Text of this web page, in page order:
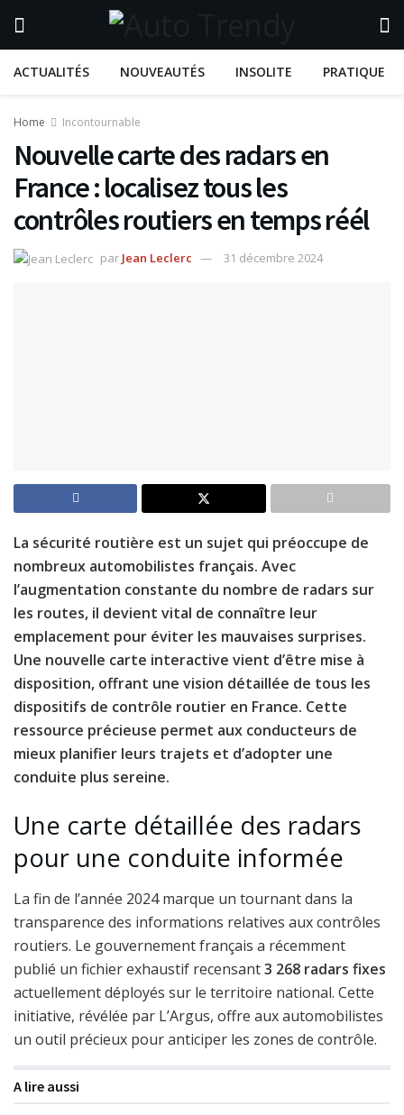
ACTUALITÉS NOUVEAUTÉS INSOLITE PRATIQUE
Home Incontournable
Nouvelle carte des radars en
France : localisez tous les
contrôles routiers en temps réél
par Jean Leclerc 31 décembre 2024
La sécurité routière est un sujet qui préoccupe de
nombreux automobilistes français. Avec
l’augmentation constante du nombre de radars sur
les routes, il devient vital de connaître leur
emplacement pour éviter les mauvaises surprises.
Une nouvelle carte interactive vient d’être mise à
disposition, offrant une vision détaillée de tous les
dispositifs de contrôle routier en France. Cette
ressource précieuse permet aux conducteurs de
mieux planifier leurs trajets et d’adopter une
conduite plus sereine.
Une carte détaillée des radars
pour une conduite informée
La fin de l’année 2024 marque un tournant dans la
transparence des informations relatives aux contrôles
routiers. Le gouvernement français a récemment
publié un fichier exhaustif recensant3 268 radars fixes
actuellement déployés sur le territoire national. Cette
initiative, révélée par L’Argus, offre aux automobilistes
un outil précieux pour anticiper les zones de contrôle.
A lire aussi